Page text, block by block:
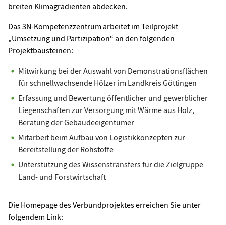
breiten Klimagradienten abdecken.
Das 3N-Kompetenzzentrum arbeitet im Teilprojekt
„Umsetzung und Partizipation“ an den folgenden
Projektbausteinen:
Mitwirkung bei der Auswahl von Demonstrationsflächen
für schnellwachsende Hölzer im Landkreis Göttingen
Erfassung und Bewertung öffentlicher und gewerblicher
Liegenschaften zur Versorgung mit Wärme aus Holz,
Beratung der Gebäudeeigentümer
Mitarbeit beim Aufbau von Logistikkonzepten zur
Bereitstellung der Rohstoffe
Unterstützung des Wissenstransfers für die Zielgruppe
Land- und Forstwirtschaft
Die Homepage des Verbundprojektes erreichen Sie unter
folgendem Link: